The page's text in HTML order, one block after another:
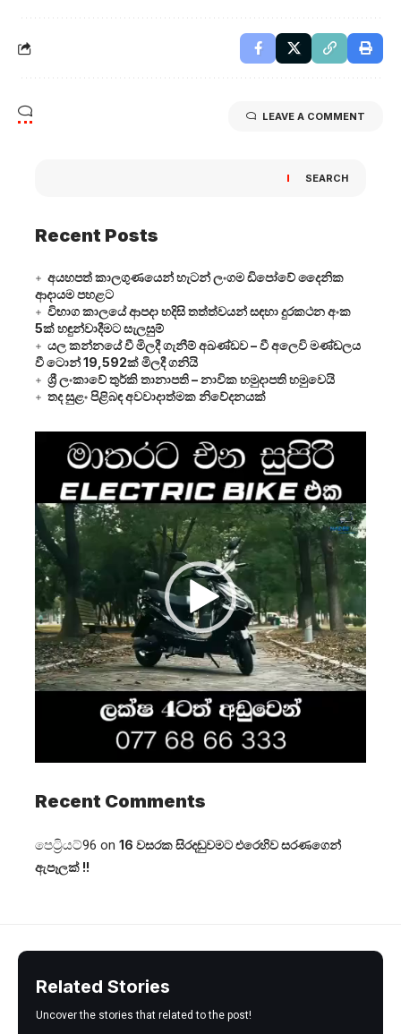
LEAVE A COMMENT
SEARCH
Recent Posts
අයහපත් කාලගුණයෙන් හැටන් ලංගම ඩිපෝවේ දෛනික
ආදායම පහළට
විභාග කාලයේ ආපදා හදිසි තත්ත්වයන් සඳහා දුරකථන අංක
5ක් හඳුන්වාදීමට සැලසුම්
යල කන්නයේ වී මිලදී ගැනීම් අඛණ්ඩව – වී අලෙවි මණ්ඩලය
වී ටොන් 19,592ක් මිලදී ගනියි
ශ්‍රී ලංකාවේ තුර්කි තානාපති – නාවික හමුදාපති හමුවෙයි
තද සුළං පිළිබඳ අවවාදාත්මක නිවේදනයක්
Player
Recent Comments
පෙට්‍රියට්96 on 16 වසරක සිරදඬුවමට එරෙහිව සරණගෙන්
ඇපෑලක් !!
Related Stories
Uncover the stories that related to the post!